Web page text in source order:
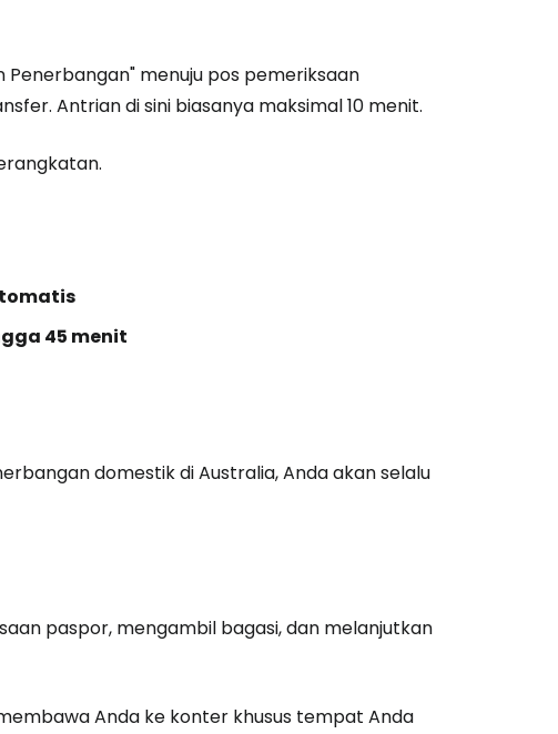
menuju pos pemeriksaan
Antrian di sini biasanya maksimal 10 menit.
45 menit
domestik di Australia, Anda akan selalu
paspor, mengambil bagasi, dan melanjutkan
Anda ke konter khusus tempat Anda
Lanjutkan dengan Facebook